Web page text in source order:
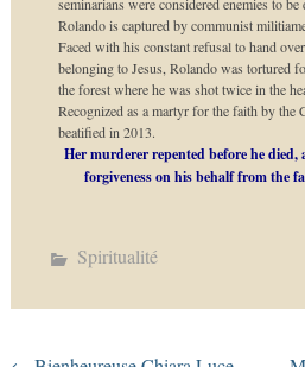
Rolando is captured by communist
Faced with his constant refusal to hand
belonging to Jesus, Rolando was tortured
the forest where he was shot twice in the
Recognized as a martyr for the faith by the
beatified in 2013.
Her murderer repented before he
forgiveness on his behalf from the
Spiritualité